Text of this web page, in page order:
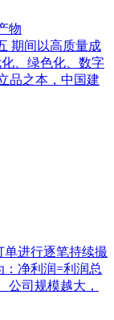
物
期间以高质量成
、绿色化、数字
品之本，中国建
单进行逐笔持续撮
净利润=利润总
公司规模越大，